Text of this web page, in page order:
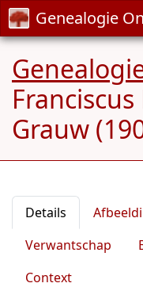
Genealogie
Grauw
Details
Verwantschap
Context